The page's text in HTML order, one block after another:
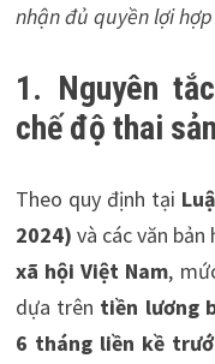
nhận đủ quyền lợi
1. Nguyên
chế độ thai sản
Theo quy định tại
2024) và các văn
xã hội Việt Nam,
dựa trên tiền lương
6 tháng liền kề